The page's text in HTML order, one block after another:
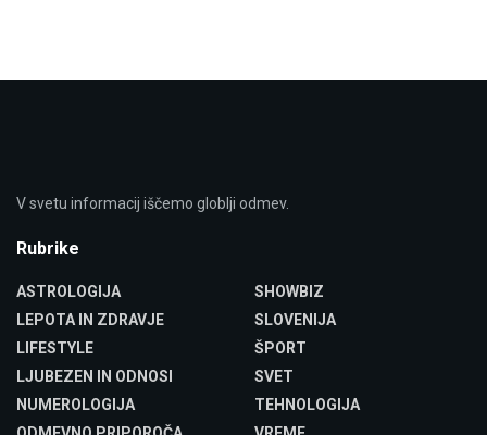
V svetu informacij iščemo globlji odmev.
Rubrike
ASTROLOGIJA
LEPOTA IN ZDRAVJE
LIFESTYLE
LJUBEZEN IN ODNOSI
NUMEROLOGIJA
SHOWBIZ
SLOVENIJA
ŠPORT
SVET
TEHNOLOGIJA